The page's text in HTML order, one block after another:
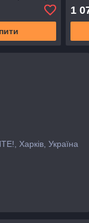
1
Харків, Україна